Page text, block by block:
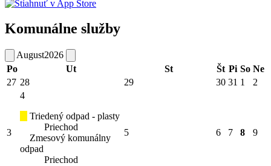
Komunálne služby
August2026
Po
Ut St Št Pi So Ne
27 28 29 30 31 1 2
3
4
Triedený odpad - plasty
Priechod
Zmesový komunálny
odpad
Priechod
5 6 7 8 9